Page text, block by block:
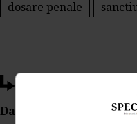
dosare penale
Da Like, Printeaza sau